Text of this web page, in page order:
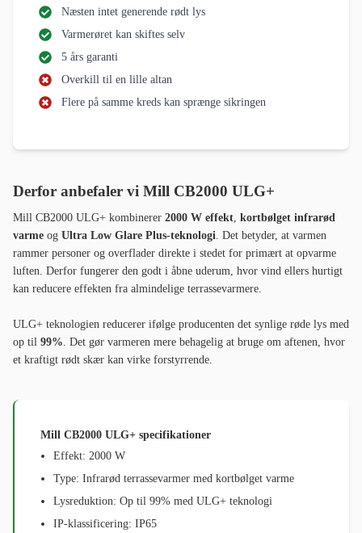
Næsten intet generende rødt lys
Varmerøret kan skiftes selv
5 års garanti
Overkill til en lille altan
Flere på samme kreds kan sprænge sikringen
Derfor anbefaler vi Mill CB2000 ULG+
Mill CB2000 ULG+ kombinerer 2000 W effekt, kortbølget infrarød
varme og Ultra Low Glare Plus-teknologi. Det betyder, at varmen
rammer personer og overflader direkte i stedet for primært at opvarme
luften. Derfor fungerer den godt i åbne uderum, hvor vind ellers hurtigt
kan reducere effekten fra almindelige terrassevarmere.
ULG+ teknologien reducerer ifølge producenten det synlige røde lys med
op til 99%. Det gør varmeren mere behagelig at bruge om aftenen, hvor
et kraftigt rødt skær kan virke forstyrrende.
Mill CB2000 ULG+ specifikationer
Effekt: 2000 W
Type: Infrarød terrassevarmer med kortbølget varme
Lysreduktion: Op til 99% med ULG+ teknologi
IP-klassificering: IP65